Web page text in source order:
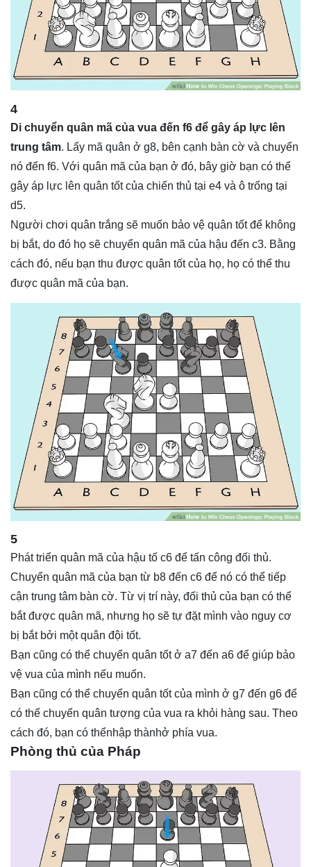
4
Di chuyển quân mã của vua đến f6 để gây áp lực lên
trung tâm. Lấy mã quân ở g8, bên cạnh bàn cờ và chuyển
nó đến f6. Với quân mã của bạn ở đó, bây giờ bạn có thể
gây áp lực lên quân tốt của chiến thủ tại e4 và ô trống tại
d5.
Người chơi quân trắng sẽ muốn bảo vệ quân tốt để không
bị bắt, do đó họ sẽ chuyển quân mã của hậu đến c3. Bằng
cách đó, nếu bạn thu được quân tốt của họ, họ có thể thu
được quân mã của bạn.
5
Phát triển quân mã của hậu tố c6 để tấn công đối thủ.
Chuyển quân mã của bạn từ b8 đến c6 để nó có thể tiếp
cận trung tâm bàn cờ. Từ vị trí này, đối thủ của bạn có thể
bắt được quân mã, nhưng họ sẽ tự đặt mình vào nguy cơ
bị bắt bởi một quân đội tốt.
Bạn cũng có thể chuyển quân tốt ở a7 đến a6 để giúp bảo
vệ vua của mình nếu muốn.
Bạn cũng có thể chuyển quân tốt của mình ở g7 đến g6 để
có thể chuyển quân tượng của vua ra khỏi hàng sau. Theo
cách đó, bạn có thểnhập thànhở phía vua.
Phòng thủ của Pháp